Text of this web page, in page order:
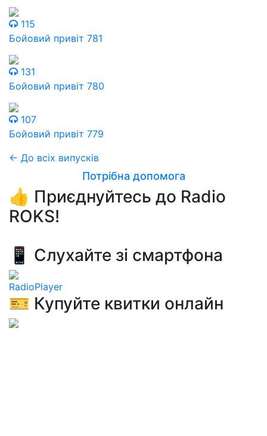
115
Бойовий привіт 781
131
Бойовий привіт 780
107
Бойовий привіт 779
← До всіх випусків
Потрібна допомога
👍 Приєднуйтесь до Radio
ROKS!
📱 Слухайте зі смартфона
RadioPlayer
🎫 Купуйте квитки онлайн